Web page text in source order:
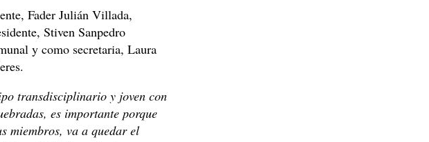
Fader Julián Villada,
Stiven Sanpedro
y como secretaria, Laura
transdisciplinario y joven con
es importante porque
miembros, va a quedar el